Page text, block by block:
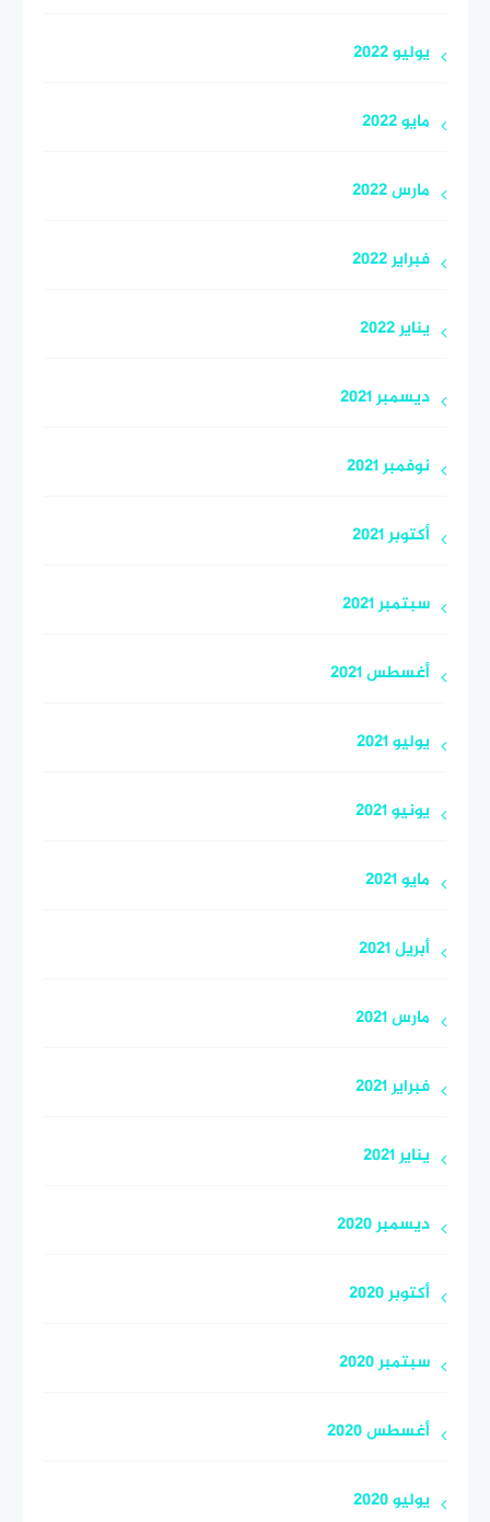
يوليو 2022
مايو 2022
مارس 2022
فبراير 2022
يناير 2022
ديسمبر 2021
نوفمبر 2021
أكتوبر 2021
سبتمبر 2021
أغسطس 2021
يوليو 2021
يونيو 2021
مايو 2021
أبريل 2021
مارس 2021
فبراير 2021
يناير 2021
ديسمبر 2020
أكتوبر 2020
سبتمبر 2020
أغسطس 2020
يوليو 2020